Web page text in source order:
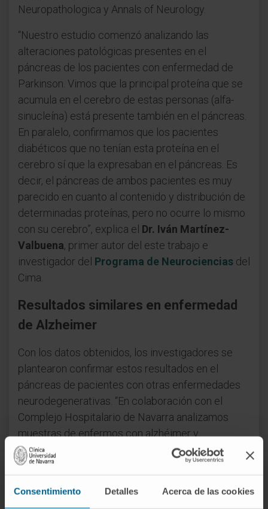
Consentimiento Detalles Acerca de las cookies
Neuropathologica y Annals of Neurology.
“Nuestro estudio comenzó analizando las
alteraciones patológicas presentes en el
páncreas de los pacientes con enfermedad de
Parkinson. Vimos que la principal proteína que se
acumula en el cerebro de estas personas (alfa-
sinucleína) está presente también en el páncreas.
En paralelo, confirmamos que los pacientes
diabéticos que no tenían esta proteína en el
cerebro sí que la expresaban en el páncreas. Es
decir, el páncreas de ambos pacientes es muy
parecido en cuanto al contenido y distribución de
determinadas proteínas, pero no ocurre lo mismo
con su cerebro”, explica el Dr. Iván Martínez-
Valbuena, primer autor del este trabajo e
investigador del Programa de Neurociencias del
Cima.
Resultados similares en enfermedad
de Alzheimer
Con los datos obtenidos, los investigadores se
plantearon confirmar estos resultados en el
páncreas de pacientes con otras enfermedades
neurodegenerativas. “En colaboración con el
Complejo Hospitalario de Navarra analizamos
muestras de enfermos con alzhéimer y
encontramos que las proteínas que se acumulan
de forma preferente en su cerebro (beta-amiloide
confirman las doctoras Irene Amat y María Teresa